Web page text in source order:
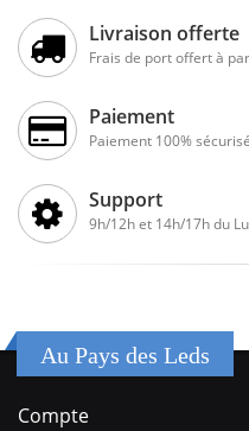
Livraison offerte
Frais de port offert à
Paiement
Paiement 100% sécurisé
Support
9h/12h et 14h/17h du
Au Pays des Leds
Compte